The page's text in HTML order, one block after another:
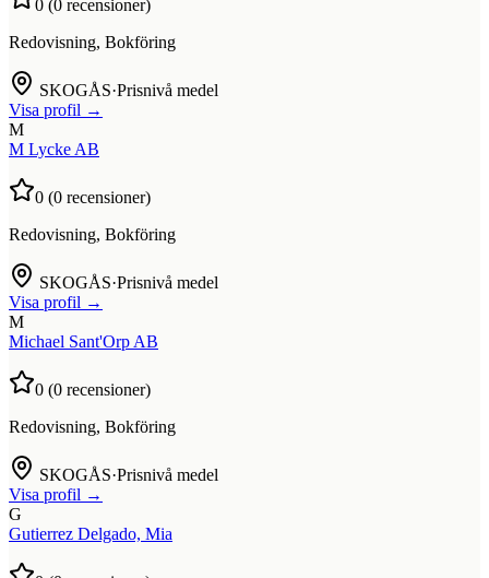
0 (0 recensioner)
Redovisning, Bokföring
SKOGÅS·Prisnivå medel
Visa profil →
M
M Lycke AB
0 (0 recensioner)
Redovisning, Bokföring
SKOGÅS·Prisnivå medel
Visa profil →
M
Michael Sant'Orp AB
0 (0 recensioner)
Redovisning, Bokföring
SKOGÅS·Prisnivå medel
Visa profil →
G
Gutierrez Delgado, Mia